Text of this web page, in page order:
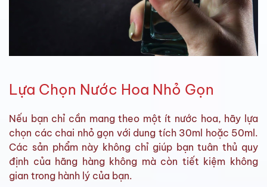
Lựa Chọn Nước Hoa Nhỏ Gọn
Nếu bạn chỉ cần mang theo một ít nước hoa, hãy lựa
chọn các chai nhỏ gọn với dung tích 30ml hoặc 50ml.
Các sản phẩm này không chỉ giúp bạn tuân thủ quy
định của hãng hàng không mà còn tiết kiệm không
gian trong hành lý của bạn.